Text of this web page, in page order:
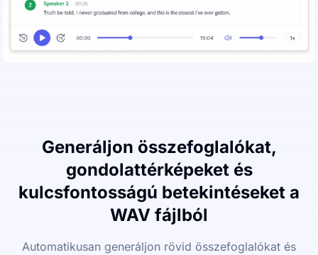
Generáljon összefoglalókat,
gondolattérképeket és
kulcsfontosságú betekintéseket a
WAV fájlból
Automatikusan generáljon rövid összefoglalókat és